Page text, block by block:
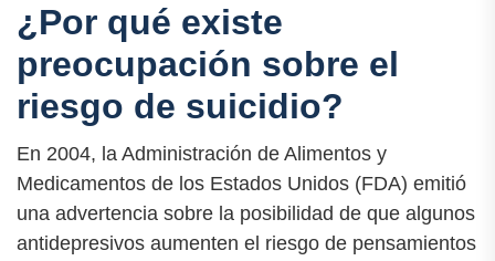
¿Por qué existe
preocupación sobre el
riesgo de suicidio?
En 2004, la Administración de Alimentos y
Medicamentos de los Estados Unidos (FDA) emitió
una advertencia sobre la posibilidad de que algunos
antidepresivos aumenten el riesgo de pensamientos